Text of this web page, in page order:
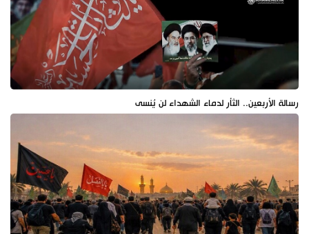
رسالة الأربعين.. الثأر لدماء الشهداء لن يُنسى